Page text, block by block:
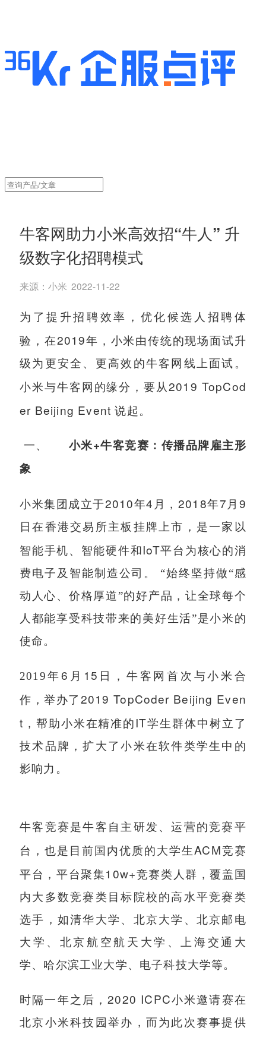
牛客网助力小米高效招“牛人” 升
级数字化招聘模式
来源：小米 2022-11-22
为了提升招聘效率，优化候选人招聘体
验，在2019年，小米由传统的现场面试升
级为更安全、更高效的牛客网线上面试。
小米与牛客网的缘分，要从2019 TopCod
er Beijing Event说起。
一、 小米+牛客竞赛：传播品牌雇主形
象
小米集团成立于2010年4 月， 2018年7 月 9
日在香港交易所主板挂牌上市，是一家以
智能手机、智能硬件和IoT平台为核心的消
费电子及智能制造公司。 “始终坚持做“感
动人心、价格厚道”的好产品，让全球每个
人都能享受科技带来的美好生活”是小米的
使命。
2019年6 月 15 日，牛客网首次与小米合
作，举办了 2019 TopCoder Beijing Even
t ，帮助小米在精准的 IT学生群体中树立了
技术品牌，扩大了小米在软件类学生中的
影响力。
牛客竞赛是牛客自主研发、运营的竞赛平
台，也是目前国内优质的大学生ACM竞赛
平台，平台聚集10w+竞赛类人群，覆盖国
内大多数竞赛类目标院校的高水平竞赛类
选手，如清华大学、北京大学、北京邮电
大学、北京航空航天大学、上海交通大
学、哈尔滨工业大学、电子科技大学等。
时隔一年之后，2020 ICPC小米邀请赛在
北京小米科技园举办，而为此次赛事提供